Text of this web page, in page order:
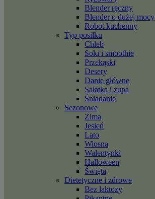
Blender ręczny
Blender o dużej mocy
Robot kuchenny
Typ posiłku
Chleb
Soki i smoothie
Przekąski
Desery
Danie główne
Sałatka i zupa
Śniadanie
Sezonowe
Zima
Jesień
Lato
Wiosna
Walentynki
Halloween
Święta
Dietetyczne i zdrowe
Bez laktozy